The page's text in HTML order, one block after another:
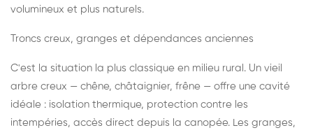
volumineux et plus naturels.
Troncs creux, granges et dépendances anciennes
C'est la situation la plus classique en milieu rural. Un vieil
arbre creux — chêne, châtaignier, frêne — offre une cavité
idéale : isolation thermique, protection contre les
intempéries, accès direct depuis la canopée. Les granges,